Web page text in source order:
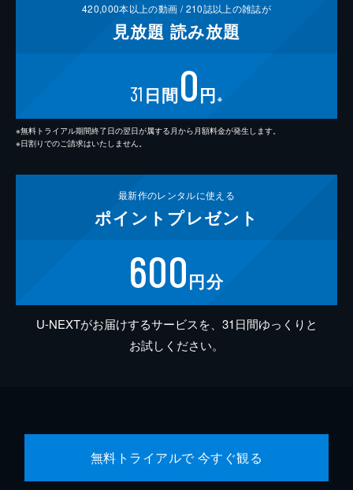
420,000本以上の動画 /210誌以上の雑誌が
見放題 読み放題
31 日間0円 ※
※無料トライアル期間終了日の翌日が属する月から月額料金が発生します。
※日割りでのご請求はいたしません。
最新作のレンタルに使える
ポイント プレゼント
600円分
U-NEXTがお届けするサービスを、31日間ゆっくりと
お試しください。
無料トライアルで 今すぐ観る